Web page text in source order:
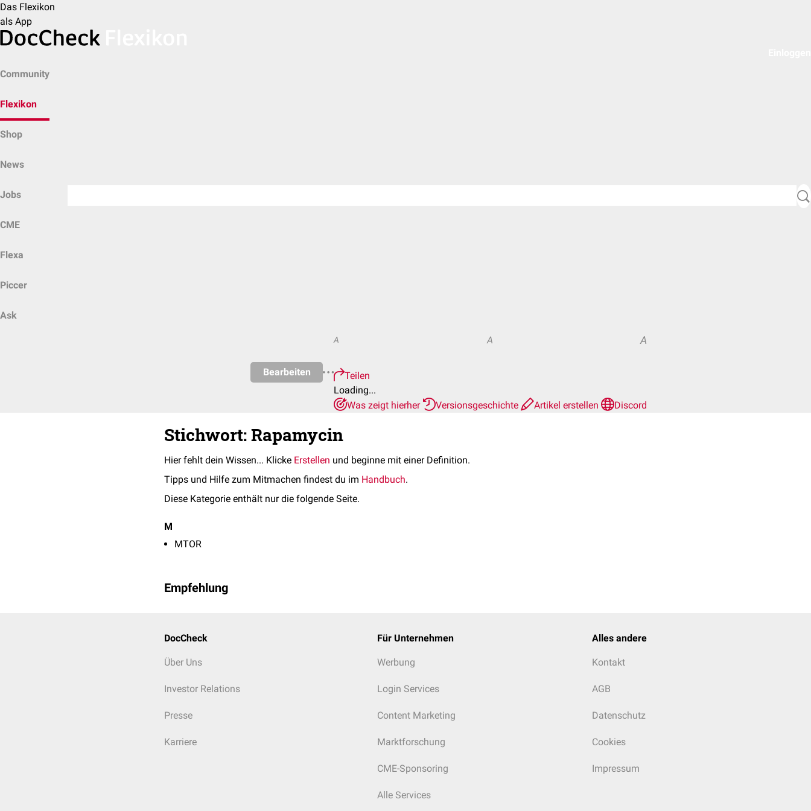
Das Flexikon
als App
Community
Flexikon
Shop
News
Jobs
CME
Flexa
Piccer
Ask
Bearbeiten
A A A
Teilen
Loading...
Was zeigt hierher
Versionsgeschichte Artikel erstellen Discord
Stichwort: Rapamycin
Hier fehlt dein Wissen... Klicke Erstellen und beginne mit einer Definition.
Tipps und Hilfe zum Mitmachen findest du im Handbuch.
Diese Kategorie enthält nur die folgende Seite.
M
MTOR
Empfehlung
DocCheck
Über Uns
Investor Relations
Presse
Karriere
Für Unternehmen
Werbung
Login Services
Content Marketing
Marktforschung
CME-Sponsoring
Alle Services
Alles andere
Kontakt
AGB
Datenschutz
Cookies
Impressum